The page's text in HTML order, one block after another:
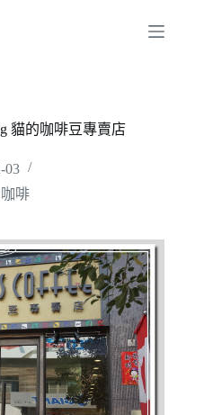
貓的咖啡豆專賣店
03
啡